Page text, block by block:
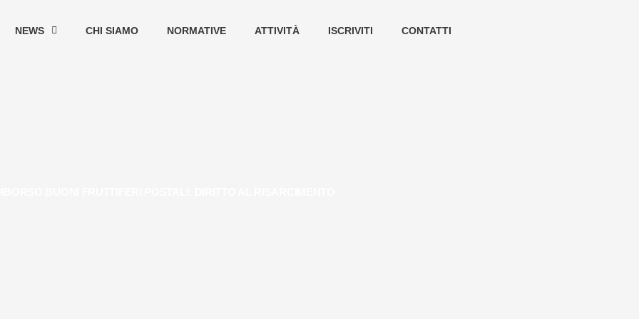
NEWS CHI SIAMO NORMATIVE ATTIVITÀ ISCRIVITI CONTATTI